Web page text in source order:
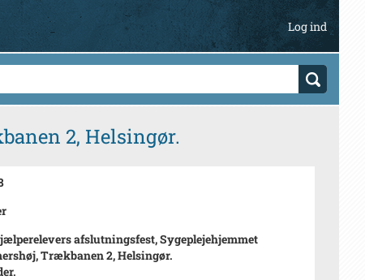
Log ind
2, Helsingør.
afslutningsfest, Sygeplejehjemmet
Trækbanen 2, Helsingør.